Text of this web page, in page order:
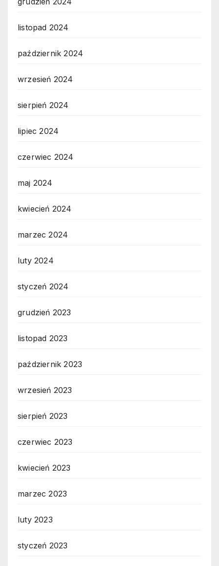
listopad 2024
październik 2024
wrzesień 2024
sierpień 2024
lipiec 2024
czerwiec 2024
maj 2024
kwiecień 2024
marzec 2024
luty 2024
styczeń 2024
grudzień 2023
listopad 2023
październik 2023
wrzesień 2023
sierpień 2023
czerwiec 2023
kwiecień 2023
marzec 2023
luty 2023
styczeń 2023